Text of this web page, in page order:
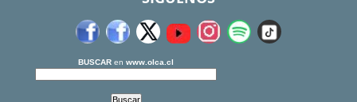
BUSCAR en www.olca.cl